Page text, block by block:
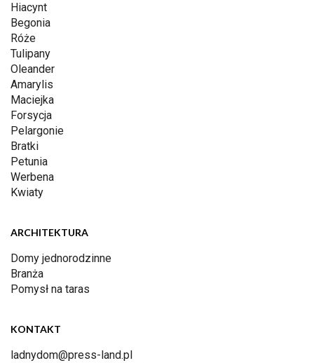
Hiacynt
Begonia
Róże
Tulipany
Oleander
Amarylis
Maciejka
Forsycja
Pelargonie
Bratki
Petunia
Werbena
Kwiaty
ARCHITEKTURA
Domy jednorodzinne
Branża
Pomysł na taras
KONTAKT
ladnydom@press-land.pl